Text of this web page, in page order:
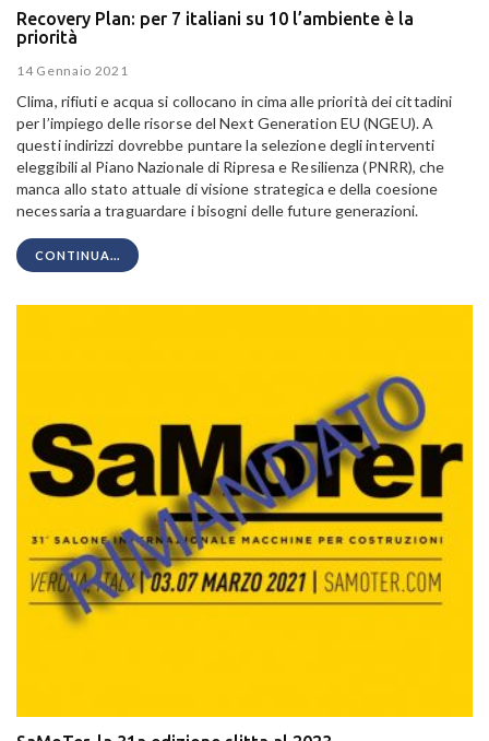
Recovery Plan: per 7 italiani su 10 l’ambiente è la
priorità
14 Gennaio 2021
Clima, rifiuti e acqua si collocano in cima alle priorità dei cittadini
per l’impiego delle risorse del Next Generation EU (NGEU). A
questi indirizzi dovrebbe puntare la selezione degli interventi
eleggibili al Piano Nazionale di Ripresa e Resilienza (PNRR), che
manca allo stato attuale di visione strategica e della coesione
necessaria a traguardare i bisogni delle future generazioni.
CONTINUA...